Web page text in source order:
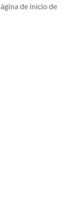
de inicio de